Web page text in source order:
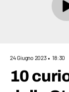
24 Giugno 2023 18:30
10